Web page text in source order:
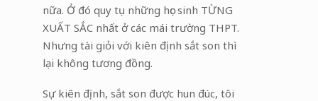
nữa. Ở đó quy tụ những học sinh TỪNG
XUẤT SẮC nhất ở các mái trường THPT.
Nhưng tài giỏi với kiên định sắt son thì
lại không tương đồng.
Sự kiên định, sắt son được hun đúc, tôi